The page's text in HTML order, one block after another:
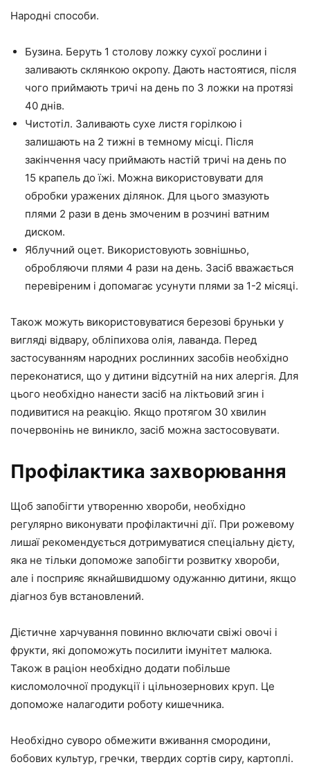
Народні способи.
Бузина. Беруть 1 столову ложку сухої рослини і
заливають склянкою окропу. Дають настоятися, після
чого приймають тричі на день по 3 ложки на протязі
40 днів.
Чистотіл. Заливають сухе листя горілкою і
залишають на 2 тижні в темному місці. Після
закінчення часу приймають настій тричі на день по
15 крапель до їжі. Можна використовувати для
обробки уражених ділянок. Для цього змазують
плями 2 рази в день змоченим в розчині ватним
диском.
Яблучний оцет. Використовують зовнішньо,
обробляючи плями 4 рази на день. Засіб вважається
перевіреним і допомагає усунути плями за 1-2 місяці.
Також можуть використовуватися березові бруньки у
вигляді відвару, обліпихова олія, лаванда. Перед
застосуванням народних рослинних засобів необхідно
переконатися, що у дитини відсутній на них алергія. Для
цього необхідно нанести засіб на ліктьовий згин і
подивитися на реакцію. Якщо протягом 30 хвилин
почервонінь не виникло, засіб можна застосовувати.
Профілактика захворювання
Щоб запобігти утворенню хвороби, необхідно
регулярно виконувати профілактичні дії. При рожевому
лишаї рекомендується дотримуватися спеціальну дієту,
яка не тільки допоможе запобігти розвитку хвороби,
але і посприяє якнайшвидшому одужанню дитини, якщо
діагноз був встановлений.
Дієтичне харчування повинно включати свіжі овочі і
фрукти, які допоможуть посилити імунітет малюка.
Також в раціон необхідно додати побільше
кисломолочної продукції і цільнозернових круп. Це
допоможе налагодити роботу кишечника.
Необхідно суворо обмежити вживання смородини,
бобових культур, гречки, твердих сортів сиру, картоплі.